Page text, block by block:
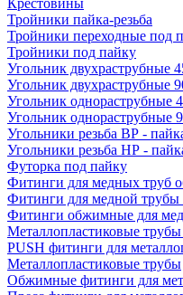
Тройники пайка-резьба
Тройники переходные под
Тройники под пайку
Угольник двухраструбные
Угольник двухраструбные
Угольник однораструбные
Угольник однораструбные
Угольники резьба ВР -
Угольники резьба НР -
Футорка под пайку
Фитинги для медных труб
Фитинги для медной
Фитинги обжимные для
Металлопластиковые
PUSH фитинги для
Металлопластиковые трубы
Обжимные фитинги для